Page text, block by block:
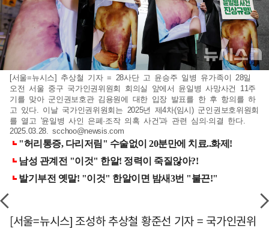
[서울=뉴시스] 추상철 기자 = 28사단 고 윤승주 일병 유가족이 28일
오전 서울 중구 국가인권위원회 회의실 앞에서 윤일병 사망사건 11주
기를 맞아 군인권보호관 김용원에 대한 입장 발표를 한 후 항의를 하
고 있다. 이날 국가인권위원회는 2025년 제4차(임시) 군인권보호위원회
를 열고 '윤일병 사인 은폐·조작 의혹 사건'과 관련 심의·의결 한다.
2025.03.28.scchoo@newsis.com
[서울=뉴시스] 조성하 추상철 황준선 기자 = 국가인권위